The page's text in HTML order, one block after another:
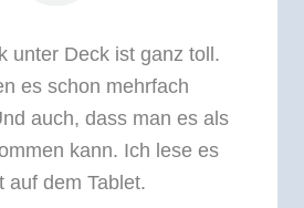
unter Deck ist ganz toll.
es schon mehrfach
auch, dass man es als
kann. Ich lese es
auf dem Tablet.